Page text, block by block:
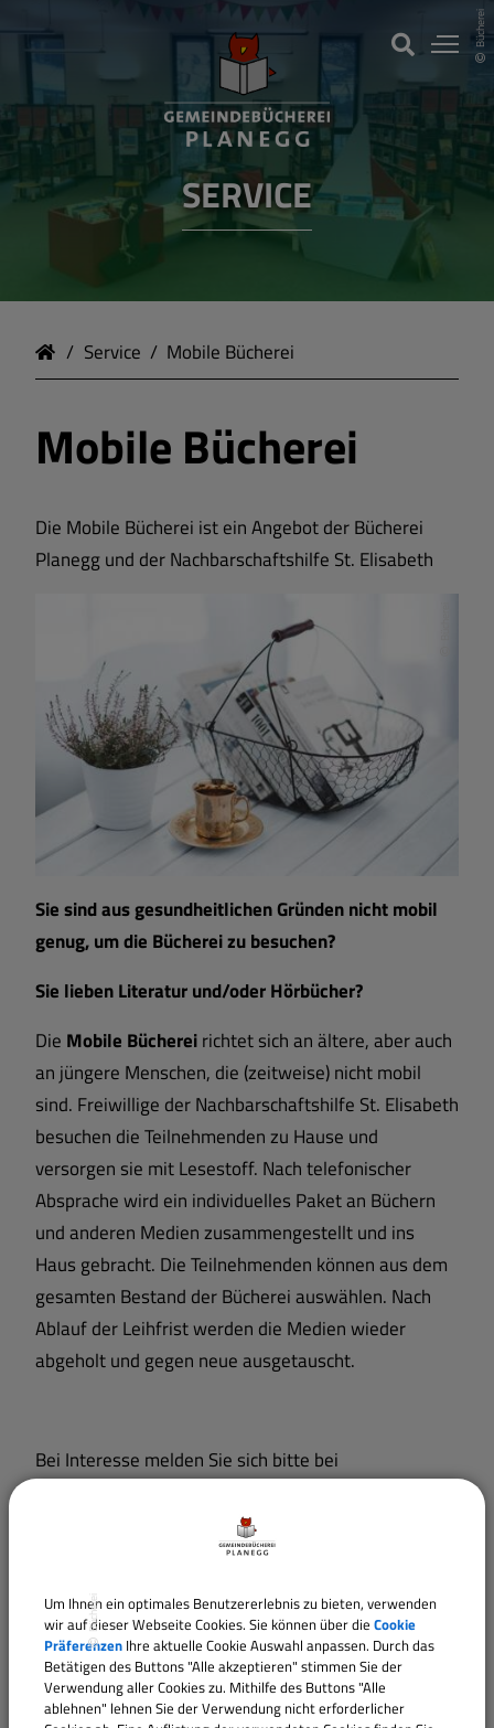
Wir über uns
Service
SERVICE
Bücherei
Service Mobile Bücherei
Mobile Bücherei
Die Mobile Bücherei ist ein Angebot der Bücherei
Planegg und der Nachbarschaftshilfe St. Elisabeth
Sie sind aus gesundheitlichen Gründen nicht mobil
genug, um die Bücherei zu besuchen?
Sie lieben Literatur und/oder Hörbücher?
Die Mobile Büchereirichtet sich an ältere, aber auch
an jüngere Menschen, die (zeitweise) nicht mobil
sind. Freiwillige der Nachbarschaftshilfe St. Elisabeth
besuchen die Teilnehmenden zu Hause und
versorgen sie mit Lesestoff. Nach telefonischer
Absprache wird ein individuelles Paket an Büchern
und anderen Medien zusammengestellt und ins
Haus gebracht. Die Teilnehmenden können aus dem
gesamten Bestand der Bücherei auswählen. Nach
Ablauf der Leihfrist werden die Medien wieder
abgeholt und gegen neue ausgetauscht.
Bei Interesse melden Sie sich bitte bei
Gemeindebücherei Planegg, Tel.: 89 92 62 86,
buecherei@planegg.de
Nachbarschaftshilfe St. Elisabeth, Tel.: 0176 20 44
77 69,nbhplanegg@gmail.com
Bücherei
Um Ihnen ein optimales Benutzererlebnis zu bieten, verwenden
wir auf dieser Webseite Cookies. Sie können über die Cookie
Präferenzen Ihre aktuelle Cookie Auswahl anpassen. Durch das
Betätigen des Buttons "Alle akzeptieren" stimmen Sie der
Verwendung aller Cookies zu. Mithilfe des Buttons "Alle
ablehnen" lehnen Sie der Verwendung nicht erforderlicher